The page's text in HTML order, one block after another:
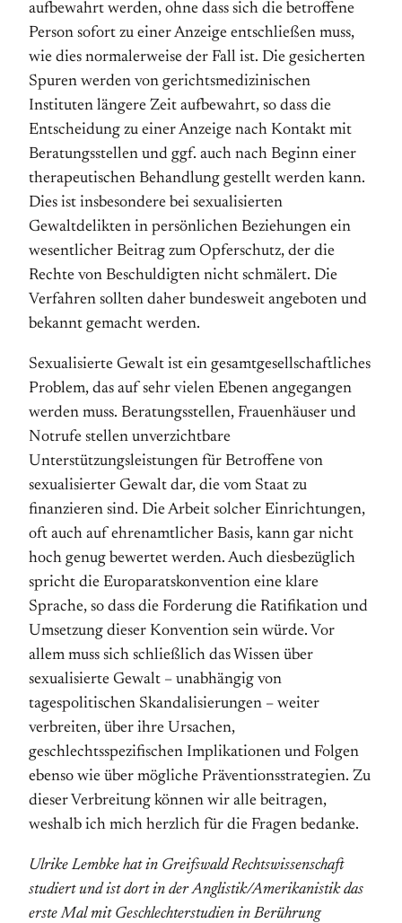
aufbewahrt werden, ohne dass sich die betroffene
Person sofort zu einer Anzeige entschließen muss,
wie dies normalerweise der Fall ist. Die gesicherten
Spuren werden von gerichtsmedizinischen
Instituten längere Zeit aufbewahrt, so dass die
Entscheidung zu einer Anzeige nach Kontakt mit
Beratungsstellen und ggf. auch nach Beginn einer
therapeutischen Behandlung gestellt werden kann.
Dies ist insbesondere bei sexualisierten
Gewaltdelikten in persönlichen Beziehungen ein
wesentlicher Beitrag zum Opferschutz, der die
Rechte von Beschuldigten nicht schmälert. Die
Verfahren sollten daher bundesweit angeboten und
bekannt gemacht werden.
Sexualisierte Gewalt ist ein gesamtgesellschaftliches
Problem, das auf sehr vielen Ebenen angegangen
werden muss. Beratungsstellen, Frauenhäuser und
Notrufe stellen unverzichtbare
Unterstützungsleistungen für Betroffene von
sexualisierter Gewalt dar, die vom Staat zu
finanzieren sind. Die Arbeit solcher Einrichtungen,
oft auch auf ehrenamtlicher Basis, kann gar nicht
hoch genug bewertet werden. Auch diesbezüglich
spricht die Europaratskonvention eine klare
Sprache, so dass die Forderung die Ratifikation und
Umsetzung dieser Konvention sein würde. Vor
allem muss sich schließlich das Wissen über
sexualisierte Gewalt – unabhängig von
tagespolitischen Skandalisierungen – weiter
verbreiten, über ihre Ursachen,
geschlechtsspezifischen Implikationen und Folgen
ebenso wie über mögliche Präventionsstrategien. Zu
dieser Verbreitung können wir alle beitragen,
weshalb ich mich herzlich für die Fragen bedanke.
Ulrike Lembke hat in Greifswald Rechtswissenschaft
studiert und ist dort in der Anglistik/Amerikanistik das
erste Mal mit Geschlechterstudien in Berührung